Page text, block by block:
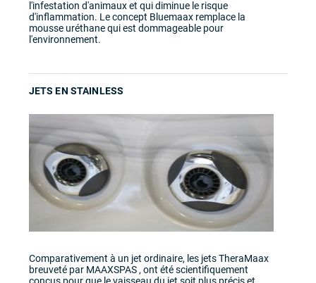
l'infestation d'animaux et qui diminue le risque
d'inflammation. Le concept Bluemaax remplace la
mousse uréthane qui est dommageable pour
l'environnement.
JETS EN STAINLESS
Comparativement à un jet ordinaire, les jets TheraMaax
breuveté par MAAXSPAS , ont été scientifiquement